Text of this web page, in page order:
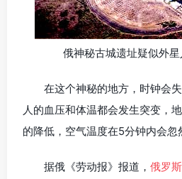
俄神秘古城遗址疑似外
在这个神秘的地方，时钟会
人的血压和体温都会发生突变，
的降低，空气温度在5分钟内会忽
据俄《劳动报》报道， 俄罗斯